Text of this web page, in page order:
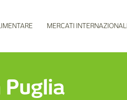
MERCATI INTERNAZIONALI